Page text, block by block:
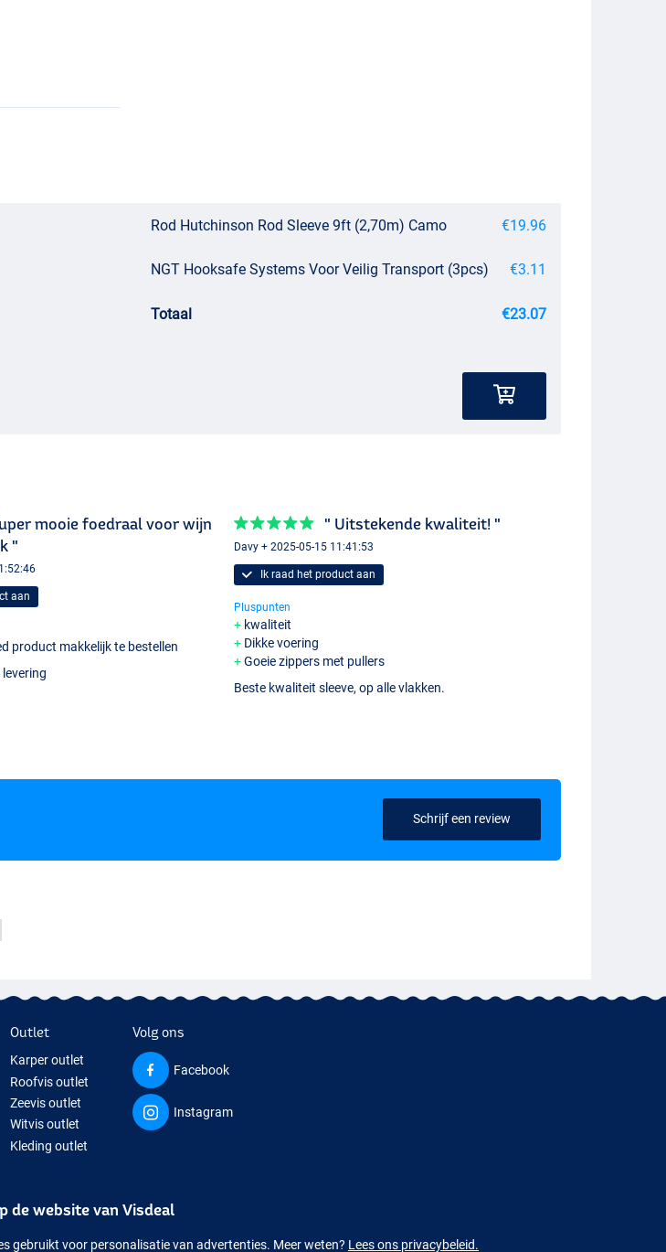
Rod Hutchinson Rod Sleeve 9ft (2,70m) Camo €19.96
NGT Hooksafe Systems Voor Veilig Transport (3pcs) €3.11
Totaal €23.07
mooie foedraal voor wijn
"
aan
product makkelijk te bestellen
" Uitstekende kwaliteit! "
Davy + 2025-05-15 11:41:53
Ik raad het product aan
Pluspunten
kwaliteit
Dikke voering
Goeie zippers met pullers
Beste kwaliteit sleeve, op alle vlakken.
Schrijf een review
Outlet
Karper outlet
Roofvis outlet
Zeevis outlet
Witvis outlet
Kleding outlet
Volg ons
Facebook
Instagram
de website van Visdeal
gebruikt voor personalisatie van advertenties. Meer weten? Lees ons privacybeleid.